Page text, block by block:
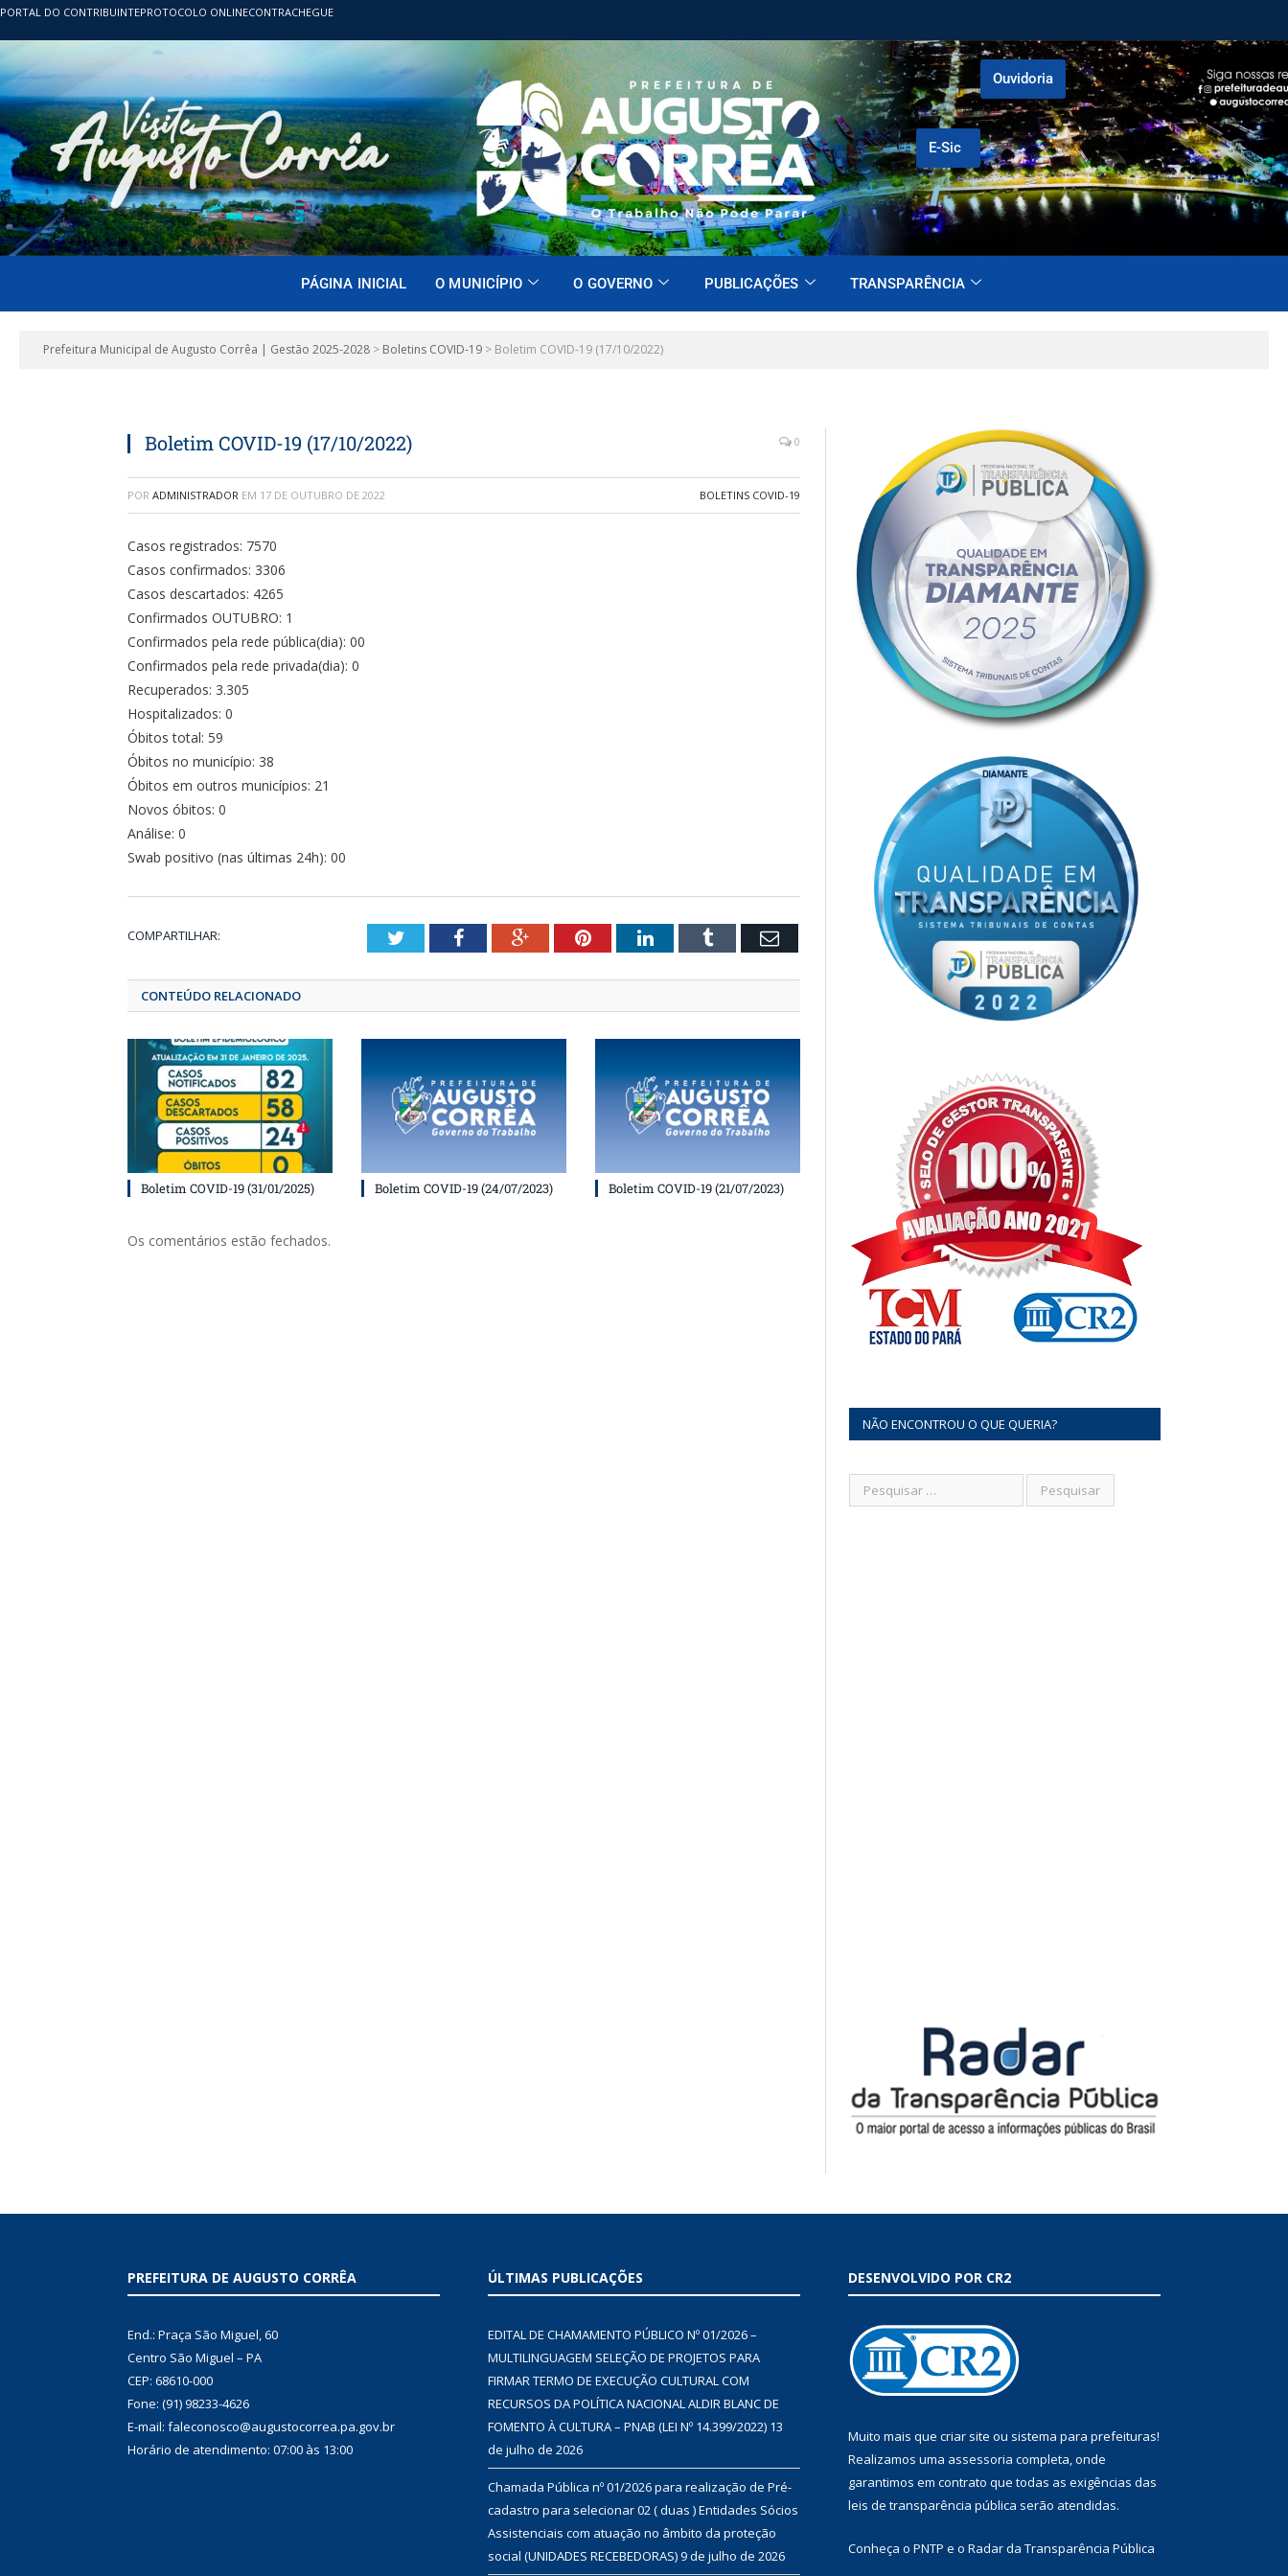
PORTAL DO CONTRIBUINTEPROTOCOLO ONLINECONTRACHEGUE
E-Sic
Ouvidoria
PÁGINA INICIAL O MUNICÍPIO O GOVERNO PUBLICAÇÕES TRANSPARÊNCIA
Prefeitura Municipal de Augusto Corrêa | Gestão 2025-2028 > Boletins COVID-19 > Boletim COVID-19 (17/10/2022)
Boletim COVID-19 (17/10/2022) 0
POR ADMINISTRADOR EM 17 DE OUTUBRO DE 2022 BOLETINS COVID-19
Casos registrados: 7570
Casos confirmados: 3306
Casos descartados: 4265
Confirmados OUTUBRO: 1
Confirmados pela rede pública(dia): 00
Confirmados pela rede privada(dia): 0
Recuperados: 3.305
Hospitalizados: 0
Óbitos total: 59
Óbitos no município: 38
Óbitos em outros municípios: 21
Novos óbitos: 0
Análise: 0
Swab positivo (nas últimas 24h): 00
COMPARTILHAR: TwitterFacebookGoogle+Pinterest
LinkedInTumblrEmail
CONTEÚDO RELACIONADO
Boletim COVID-19 (31/01/2025) Boletim COVID-19 (24/07/2023) Boletim COVID-19 (21/07/2023)
Os comentários estão fechados.
NÃO ENCONTROU O QUE QUERIA?
PREFEITURA DE AUGUSTO CORRÊA
End.: Praça São Miguel, 60
Centro São Miguel – PA
CEP: 68610-000
Fone: (91) 98233-4626
E-mail: faleconosco@augustocorrea.pa.gov.br
Horário de atendimento: 07:00 às 13:00
ÚLTIMAS PUBLICAÇÕES
EDITAL DE CHAMAMENTO PÚBLICO Nº 01/2026 –
MULTILINGUAGEM SELEÇÃO DE PROJETOS PARA
FIRMAR TERMO DE EXECUÇÃO CULTURAL COM
RECURSOS DA POLÍTICA NACIONAL ALDIR BLANC DE
FOMENTO À CULTURA – PNAB (LEI Nº 14.399/2022) 13
de julho de 2026
Chamada Pública nº 01/2026 para realização de Pré-
cadastro para selecionar 02 ( duas ) Entidades Sócios
Assistenciais com atuação no âmbito da proteção
social (UNIDADES RECEBEDORAS)9 de julho de 2026
DESENVOLVIDO POR CR2
Muito mais que criar site ou sistema para prefeituras!
Realizamos uma assessoria completa, onde
garantimos em contrato que todas as exigências das
leis de transparência pública serão atendidas.
Conheça o PNTP e o Radar da Transparência Pública